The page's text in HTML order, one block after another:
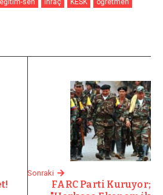
Sonraki
FARC Parti Kuruyor;